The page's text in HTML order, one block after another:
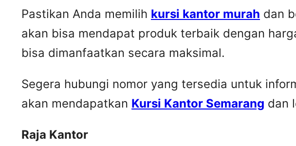
Pastikan Anda memilih kursi kantor murah dan
akan bisa mendapat produk terbaik dengan
bisa dimanfaatkan secara maksimal.
Segera hubungi nomor yang tersedia untuk
akan mendapatkan Kursi Kantor Semarang dan
Raja Kantor